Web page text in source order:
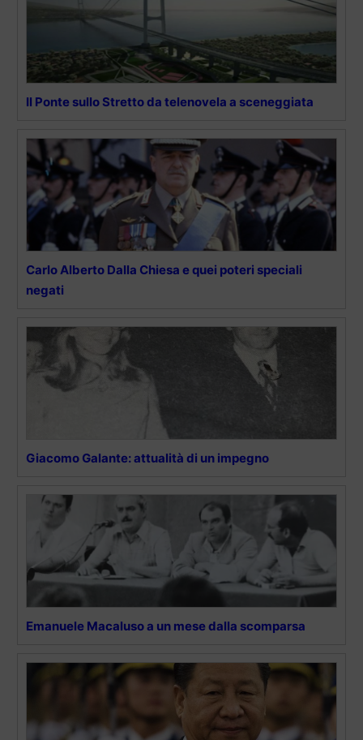
Il Ponte sullo Stretto da telenovela a sceneggiata
Carlo Alberto Dalla Chiesa e quei poteri speciali
negati
Giacomo Galante: attualità di un impegno
Emanuele Macaluso a un mese dalla scomparsa